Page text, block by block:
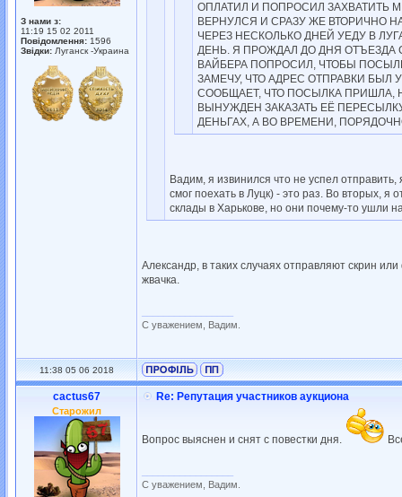
З нами з:
11:19 15 02 2011
Повідомлення: 1596
Звідки: Луганск -Украина
ОПЛАТИЛ И ПОПРОСИЛ ЗАХВАТИТЬ
ВЕРНУЛСЯ И СРАЗУ ЖЕ ВТОРИЧНО
ЧЕРЕЗ НЕСКОЛЬКО ДНЕЙ УЕДУ В
ДЕНЬ. Я ПРОЖДАЛ ДО ДНЯ ОТЪЕЗДА
ВАЙБЕРА ПОПРОСИЛ, ЧТОБЫ
ЗАМЕЧУ, ЧТО АДРЕС ОТПРАВКИ
СООБЩАЕТ, ЧТО ПОСЫЛКА ПРИШЛА,
ВЫНУЖДЕН ЗАКАЗАТЬ ЕЁ
ДЕНЬГАХ, А ВО ВРЕМЕНИ,
Вадим, я извинился что не успел
смог поехать в Луцк) - это раз. Во вторых, я
склады в Харькове, но они почему-то ушли
Александр, в таких случаях отправляют скрин
жвачка.
С уважением, Вадим.
11:38 05 06 2018
cactus67
Старожил
Re: Репутация участников аукциона
Вопрос выяснен и снят с повестки дня.
С уважением, Вадим.